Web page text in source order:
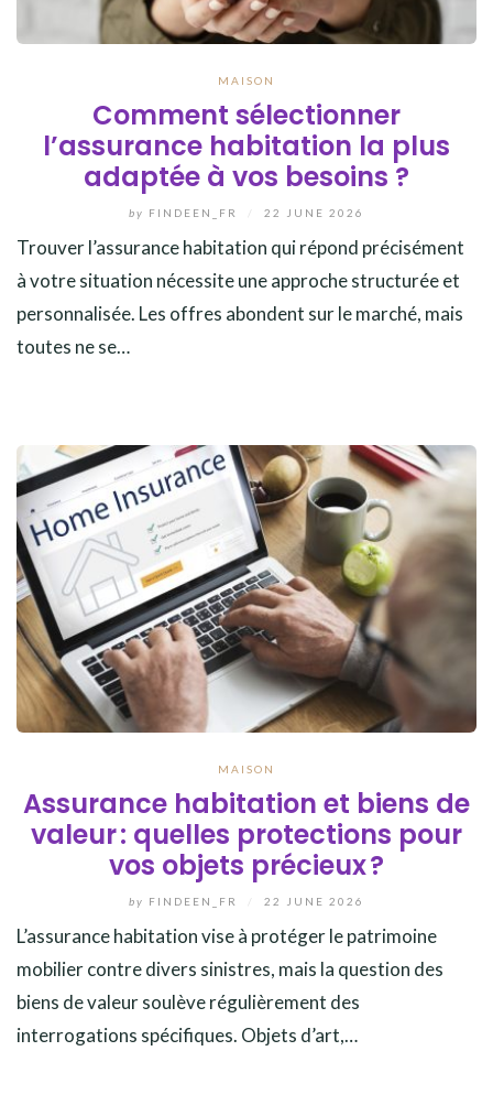
MAISON
Comment sélectionner
l’assurance habitation la plus
adaptée à vos besoins ?
by FINDEEN_FR 22 JUNE 2026
Trouver l’assurance habitation qui répond précisément
à votre situation nécessite une approche structurée et
personnalisée. Les offres abondent sur le marché, mais
toutes ne se…
MAISON
Assurance habitation et biens de
valeur : quelles protections pour
vos objets précieux ?
by FINDEEN_FR 22 JUNE 2026
L’assurance habitation vise à protéger le patrimoine
mobilier contre divers sinistres, mais la question des
biens de valeur soulève régulièrement des
interrogations spécifiques. Objets d’art,…